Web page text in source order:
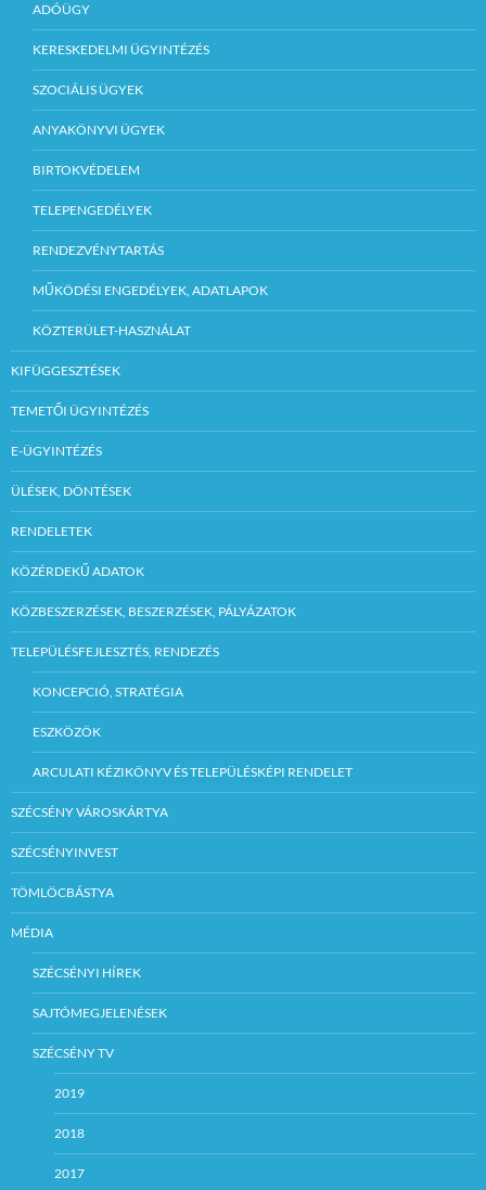
ADÓÜGY
KERESKEDELMI ÜGYINTÉZÉS
SZOCIÁLIS ÜGYEK
ANYAKÖNYVI ÜGYEK
BIRTOKVÉDELEM
TELEPENGEDÉLYEK
RENDEZVÉNYTARTÁS
MŰKÖDÉSI ENGEDÉLYEK, ADATLAPOK
KÖZTERÜLET-HASZNÁLAT
KIFÜGGESZTÉSEK
TEMETŐI ÜGYINTÉZÉS
E-ÜGYINTÉZÉS
ÜLÉSEK, DÖNTÉSEK
RENDELETEK
KÖZÉRDEKŰ ADATOK
KÖZBESZERZÉSEK, BESZERZÉSEK, PÁLYÁZATOK
TELEPÜLÉSFEJLESZTÉS, RENDEZÉS
KONCEPCIÓ, STRATÉGIA
ESZKÖZÖK
ARCULATI KÉZIKÖNYV ÉS TELEPÜLÉSKÉPI RENDELET
SZÉCSÉNY VÁROSKÁRTYA
SZÉCSÉNYINVEST
TÖMLÖCBÁSTYA
MÉDIA
SZÉCSÉNYI HÍREK
SAJTÓMEGJELENÉSEK
SZÉCSÉNY TV
2019
2018
2017